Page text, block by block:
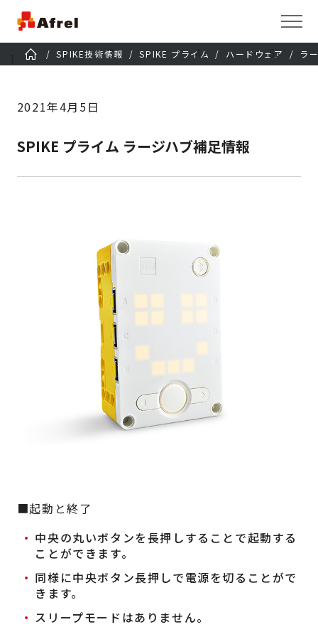
SPIKE技術情報 SPIKE プライム ハードウェア ラ
2021年4月5日
SPIKE プライム ラージハブ補足情報
■起動と終了
中央の丸いボタンを長押しすることで起動する
ことができます。
同様に中央ボタン長押しで電源を切ることがで
きます。
スリープモードはありません。